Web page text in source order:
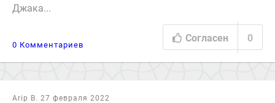
Джака...
0 Комментариев
Согласен 0
Arip B. 27 февраля 2022